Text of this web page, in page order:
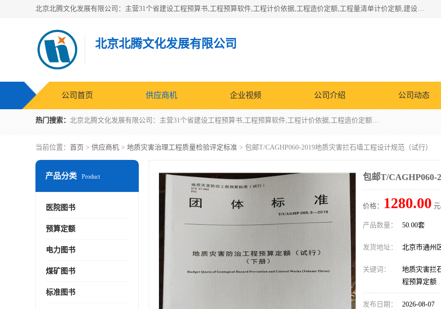
北京北腾文化发展有限公司：主营31个省建设工程预算书,工程预算软件,工程计价依据,工程造价定额,工程量清单计价定额,建设工程量消耗量定额,各行业工程预算定额,铁路定额,电力定额,矿山定额,*,黄金定额,钢铁企业检修定额,中石化安装检修定额,煤矿图书,医院书籍等.诚信的经营，在发展的同时公司不忘不断总结不断优化为客户的服务，和一如既往的热情赢得了新老客户的极高评价及青睐。
北京北腾文化发展有限公司
公司首页 供应商机 企业视频 公司介绍 公司动态
热门搜索： 北京北腾文化发展有限公司：主营31个省建设工程预算书,工程预算软件,工程计价依据,工程造价定额,工程量清单计价定额,建设工程量消耗量定额,各行业工程预算定额,铁路定额,电力定额,矿山定额,*,黄金定额,钢铁企业检修定额,中石化安装检修定额,煤矿图书,医院书籍等.诚信的经营，在发展的同时公司不忘不断总结不断优化为客户的服务，和一如既往的热情赢得了新老客户的极高评价及青睐。
当前位置： 首页 > 供应商机 > 地质灾害治理工程质量检验评定标准 > 包邮T/CAGHP060-2019地质灾害拦石墙工程设计规范（试行）
产品分类 Product
医院图书
预算定额
电力图书
煤矿图书
标准图书
包邮T/CAGHP060-
价格： 1280.00
产品数量： 50.00套
发货地址： 北京市通州
关键词：
地质灾害拦
程预算定额
发布日期： 2026-08-07